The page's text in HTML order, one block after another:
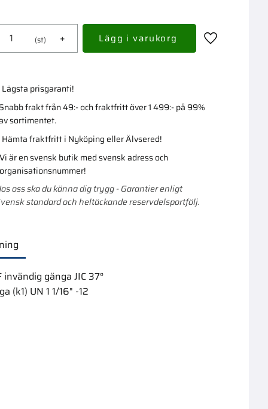
st + Lägg till i
Lägsta prisgaranti!
Snabb frakt från 49:- och fraktfritt över 1 499:- på 99%
sortimentet.
Hämta fraktfritt i Nyköping eller Älvsered!
Vi är en svensk butik med svensk adress och
organisationsnummer!
oss ska du känna dig trygg - Garantier enligt
standard och heltäckande reservdelsportfölj.
invändig gänga JIC 37°
(k1) UN 1 1/16" -12